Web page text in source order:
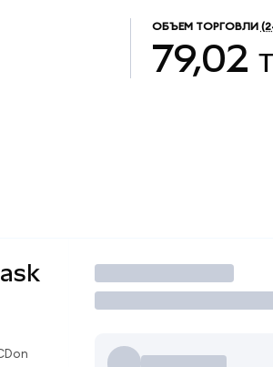
ОБЪЕМ ТОРГОВЛИ
79,02
Торговать